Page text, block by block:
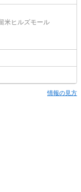
米ヒルズモール
情報の見方